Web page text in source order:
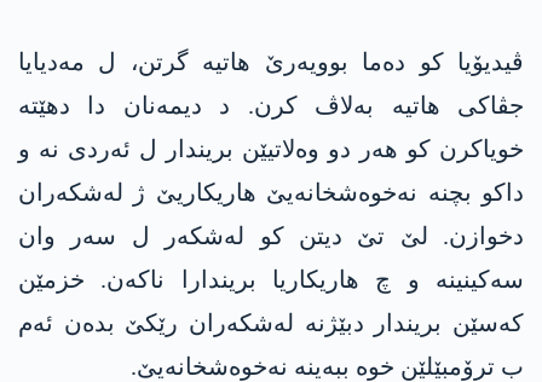
ڤیدیۆیا کو دەما بوویەرێ ھاتیە گرتن، ل مەدیایا
جڤاکی ھاتیە بەلاڤ کرن. د دیمەنان دا دهێتە
خویاکرن کو ھەر دو وەلاتیێن بریندار ل ئەردی نە و
داکو بچنە نەخوەشخانەیێ هاریکاریێ ژ لەشکەران
دخوازن. لێ تێ دیتن کو لەشکەر ل سەر وان
سەکینینە و چ هاریکاریا بریندارا ناکەن. خزمێن
کەسێن بریندار دبێژنە لەشکەران رێکێ بدەن ئەم
ب ترۆمبێلێن خوە ببەینە نەخوەشخانەیێ.